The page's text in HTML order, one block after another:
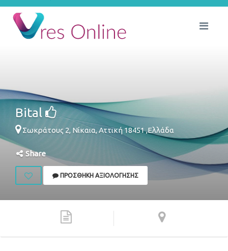
Bital
Σωκράτους 2,Νίκαια,Αττική18451,Ελλάδα
Share
ΠΡΟΣΘΉΚΗ ΑΞΙΟΛΌΓΗΣΗΣ